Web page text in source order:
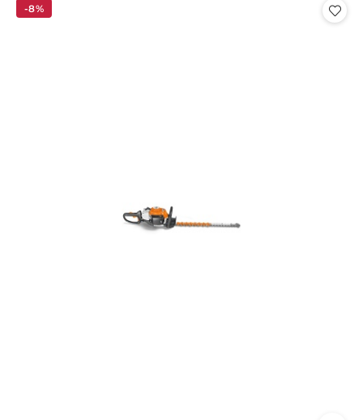
promocyjna:
przed
-8%